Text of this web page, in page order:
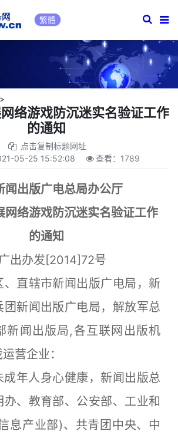
繁體
>
络游戏防沉迷实名验证工作
的通知
点击复制标题网址
05-25 15:52:08 查看： 1789
闻出版广电总局办公厅
网络游戏防沉迷实名验证工作
的通知
出办发[2014]72号
、直辖市新闻出版广电局，新
团新闻出版广电局，解放军总
新闻出版局,各互联网出版机
营企业：
年人身心健康，新闻出版总
办、教育部、公安部、工业和
息产业部)、共青团中央、中